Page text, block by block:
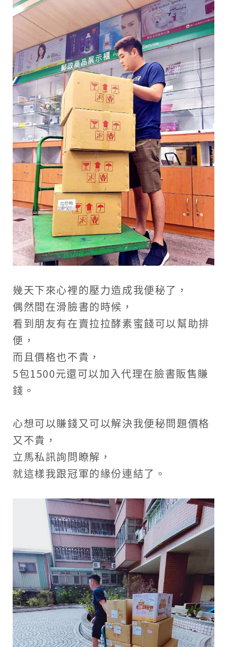
幾天下來心裡的壓力造成我便秘了，
偶然間在滑臉書的時候，
看到朋友有在賣拉拉酵素蜜餞可以幫助排
便，
而且價格也不貴，
5包1500元還可以加入代理在臉書販售賺
錢。
心想可以賺錢又可以解決我便秘問題價格
又不貴，
立馬私訊詢問瞭解，
就這樣我跟冠軍的緣份連結了。